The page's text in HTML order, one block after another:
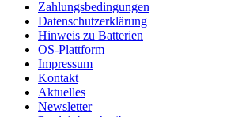
Zahlungsbedingungen
Datenschutzerklärung
Hinweis zu Batterien
OS-Plattform
Impressum
Kontakt
Aktuelles
Newsletter